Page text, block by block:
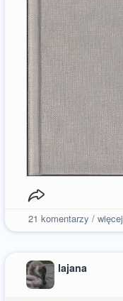
21 komentarzy / więcej
lajana